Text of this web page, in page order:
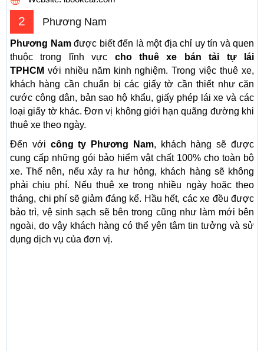
2 Phương Nam
Phương Namđược biết đến là một địa chỉ uy tín và quen
thuộc trong lĩnh vực cho thuê xe bán tải tự lái
TPHCM với nhiều năm kinh nghiệm. Trong việc thuê xe,
khách hàng cần chuẩn bị các giấy tờ cần thiết như căn
cước công dân, bản sao hộ khẩu, giấy phép lái xe và các
loại giấy tờ khác. Đơn vị không giới hạn quãng đường khi
thuê xe theo ngày.
Đến với công ty Phương Nam, khách hàng sẽ được
cung cấp những gói bảo hiểm vật chất 100% cho toàn bộ
xe. Thế nên, nếu xảy ra hư hỏng, khách hàng sẽ không
phải chịu phí. Nếu thuê xe trong nhiều ngày hoặc theo
tháng, chi phí sẽ giảm đáng kể. Hầu hết, các xe đều được
bảo trì, vệ sinh sạch sẽ bên trong cũng như làm mới bên
ngoài, do vậy khách hàng có thể yên tâm tin tưởng và sử
dụng dịch vụ của đơn vị.